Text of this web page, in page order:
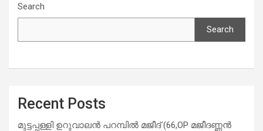
Search
Search
Recent Posts
മുട്ടപ്പള്ളി ഉറുവാലൻ പറമ്പിൽ മജീദ് (66,OP മജീദണ്ണൻ